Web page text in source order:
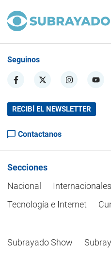
Seguinos
RECIBÍ EL NEWSLETTER
Contactanos
Secciones
Nacional
Internacionales
Tecnología e Internet
Subrayado Show